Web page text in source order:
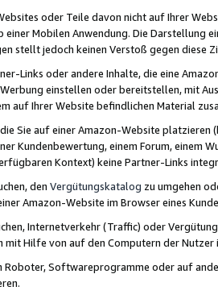
oder Teile davon nicht auf Ihrer
einer Mobilen Anwendung. Die Darstellung
stellt jedoch keinen Verstoß gegen diese
Links oder andere Inhalte, die eine
einstellen oder bereitstellen, mit
auf Ihrer Website befindlichen Material
Sie auf einer Amazon-Website
Kundenbewertung, einem Forum, einem
Kontext) keine Partner-Links
den Vergütungskatalog zu umgehen
Amazon-Website im Browser eines
Internetverkehr (Traffic) oder
mit Hilfe von auf den Computern der
Roboter, Softwareprogramme oder auf